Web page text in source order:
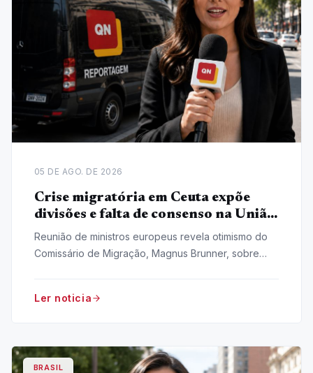
05 DE AGO. DE 2026
Crise migratória em Ceuta expõe
divisões e falta de consenso na União
Europeia
Reunião de ministros europeus revela otimismo do
Comissário de Migração, Magnus Brunner, sobre
Ler noticia
BRASIL